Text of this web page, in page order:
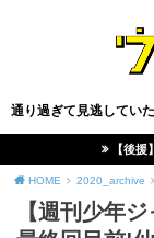
通り過ぎて見逃してい
【後
HOME 2020_archive
【週刊少年